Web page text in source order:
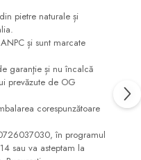
pietre naturale și
și sunt marcate
garanţie și nu încalcă
prevăzute de OG
corespunzătoare
în programul
sau va asteptam la